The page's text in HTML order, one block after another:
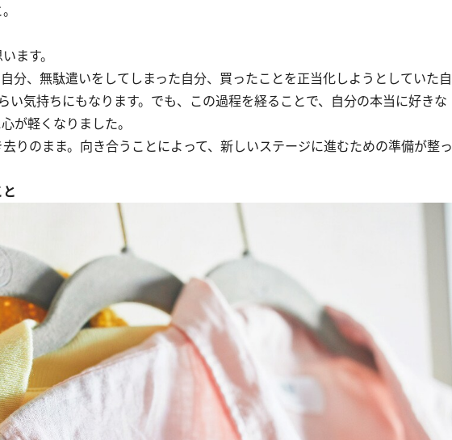
ます。
分、無駄遣いをしてしまった自分、買ったことを正当化しようとしていた自
気持ちにもなります。でも、この過程を経ることで、自分の本当に好きな
が軽くなりました。
りのまま。向き合うことによって、新しいステージに進むための準備が整っ